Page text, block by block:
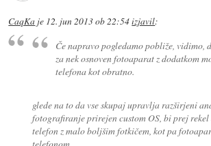
CaqKa je 12. jun 2013 ob 22:54izjavil:
Če napravo pogledamo pobliže, vidimo,
za nek osnoven fotoaparat z dodatkom
telefona kot obratno.
glede na to da vse skupaj upravlja razširjeni
fotografiranje prirejen custom OS, bi prej rekel
telefon z malo boljšim fotkičem, kot pa